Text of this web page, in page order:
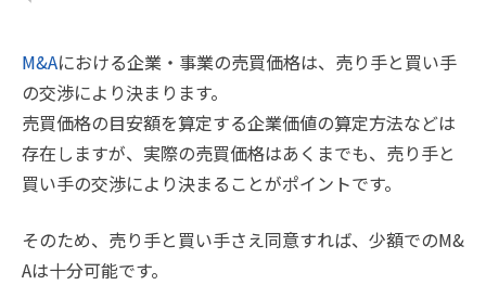
M&Aにおける企業・事業の売買価格は、売り手と買い手
の交渉により決まります。
売買価格の目安額を算定する企業価値の算定方法などは
存在しますが、実際の売買価格はあくまでも、売り手と
買い手の交渉により決まることがポイントです。
そのため、売り手と買い手さえ同意すれば、少額でのM&
Aは十分可能です。